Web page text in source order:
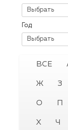
Год
ВСЕ
Ж З
О П
Х Ч